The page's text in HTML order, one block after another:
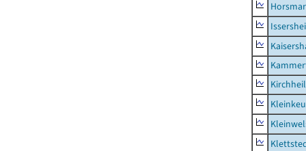
Horsmar